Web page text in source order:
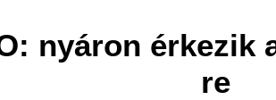
nyáron érkezik
re